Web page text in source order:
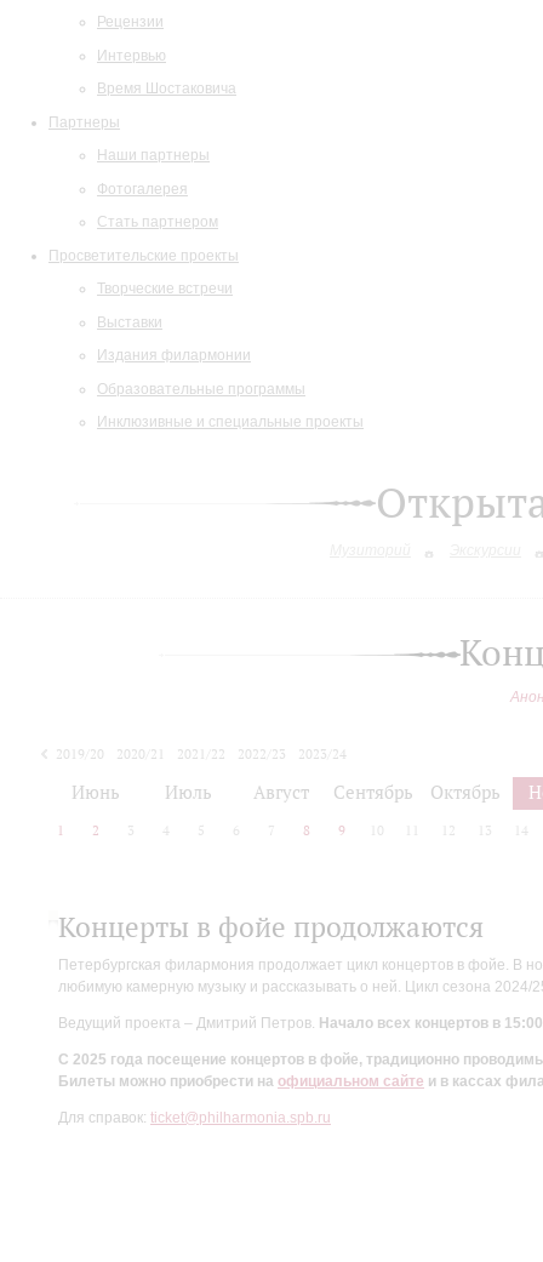
Рецензии
Интервью
Время Шостаковича
Партнеры
Наши партнеры
Фотогалерея
Стать партнером
Просветительские проекты
Творческие встречи
Выставки
Издания филармонии
Образовательные программы
Инклюзивные и специальные проекты
2019/20 2020/21 2021/22 2022/23
2023/24
Июнь Июль Август Сентябрь Октябрь
1 2 3 4 5 6 7 8 9 10 12 13 14
Концерты в фойе продолжаются
Петербургская филармония продолжает цикл концертов в фойе. В
любимую камерную музыку и рассказывать о ней. Цикл сезона
Ведущий проекта – Дмитрий Петров. Начало всех концертов в
С 2025 года посещение концертов в фойе, традиционно
Билеты можно приобрести на официальном сайте и в кассах
Для справок: ticket@philharmonia.spb.ru